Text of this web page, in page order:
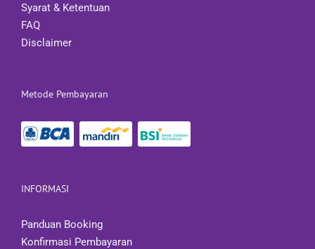
Syarat & Ketentuan
FAQ
Disclaimer
Metode Pembayaran
INFORMASI
Panduan Booking
Konfirmasi Pembayaran